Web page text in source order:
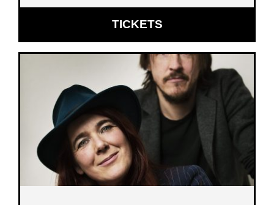
TICKETSOPENT
IN
NIEUW
VENSTER